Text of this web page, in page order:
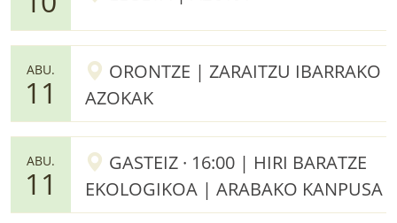
ABU.
11
ORONTZE | ZARAITZU IBARRAKO
AZOKAK
ABU.
11
GASTEIZ · 16:00 | HIRI BARATZE
EKOLOGIKOA | ARABAKO KANPUSA